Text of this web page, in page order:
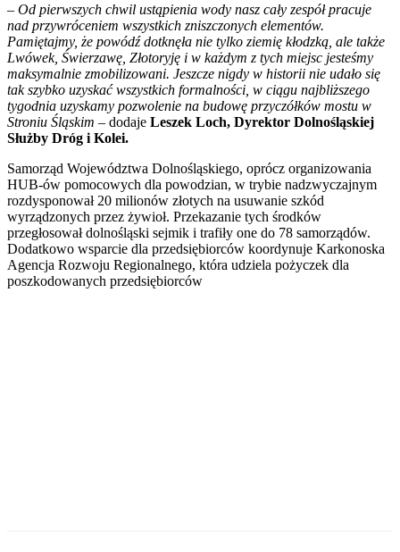
– Od pierwszych chwil ustąpienia wody nasz cały zespół pracuje
nad przywróceniem wszystkich zniszczonych elementów.
Pamiętajmy, że powódź dotknęła nie tylko ziemię kłodzką, ale także
Lwówek, Świerzawę, Złotoryję i w każdym z tych miejsc jesteśmy
maksymalnie zmobilizowani. Jeszcze nigdy w historii nie udało się
tak szybko uzyskać wszystkich formalności, w ciągu najbliższego
tygodnia uzyskamy pozwolenie na budowę przyczółków mostu w
Stroniu Śląskim – dodaje Leszek Loch, Dyrektor Dolnośląskiej
Służby Dróg i Kolei.
Samorząd Województwa Dolnośląskiego, oprócz organizowania
HUB-ów pomocowych dla powodzian, w trybie nadzwyczajnym
rozdysponował 20 milionów złotych na usuwanie szkód
wyrządzonych przez żywioł. Przekazanie tych środków
przegłosował dolnośląski sejmik i trafiły one do 78 samorządów.
Dodatkowo wsparcie dla przedsiębiorców koordynuje Karkonoska
Agencja Rozwoju Regionalnego, która udziela pożyczek dla
poszkodowanych przedsiębiorców